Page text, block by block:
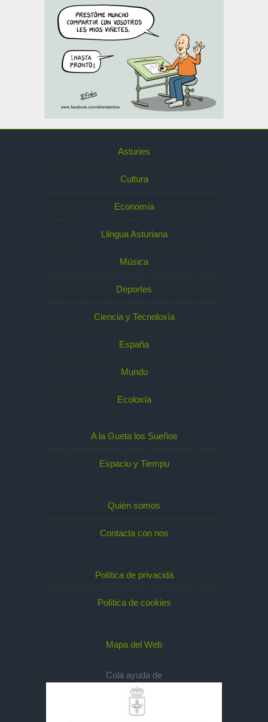
Asturies
Cultura
Economía
Llingua Asturiana
Música
Deportes
Ciencia y Tecnoloxía
España
Mundu
Ecoloxía
A la Gueta los Sueños
Espaciu y Tiempu
Quién somos
Contacta con nos
Política de privacidá
Política de cookies
Mapa del Web
Cola ayuda de